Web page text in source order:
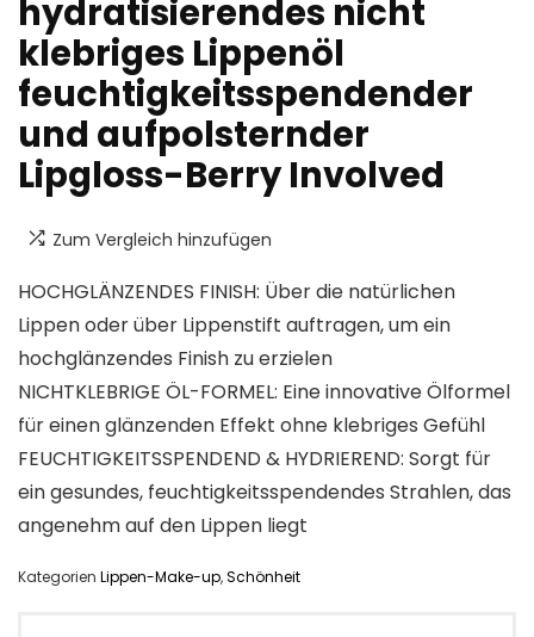
hydratisierendes nicht
klebriges Lippenöl
feuchtigkeitsspendender
und aufpolsternder
Lipgloss-Berry Involved
Zum Vergleich hinzufügen
HOCHGLÄNZENDES FINISH: Über die natürlichen
Lippen oder über Lippenstift auftragen, um ein
hochglänzendes Finish zu erzielen
NICHTKLEBRIGE ÖL-FORMEL: Eine innovative Ölformel
für einen glänzenden Effekt ohne klebriges Gefühl
FEUCHTIGKEITSSPENDEND & HYDRIEREND: Sorgt für
ein gesundes, feuchtigkeitsspendendes Strahlen, das
angenehm auf den Lippen liegt
Kategorien Lippen-Make-up,Schönheit